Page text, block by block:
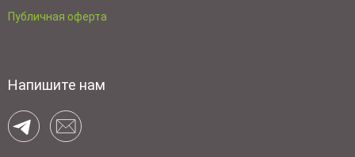
Публичная оферта
Напишите нам